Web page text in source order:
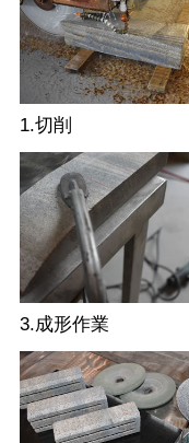
1.切削
3.成形作業